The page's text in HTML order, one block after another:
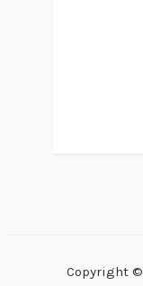
Copyright ©